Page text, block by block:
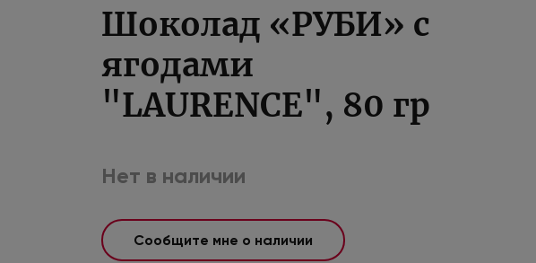
Шоколад «РУБИ» с
ягодами
"LAURENCE", 80 гр
Нет в наличии
Сообщите мне о наличии